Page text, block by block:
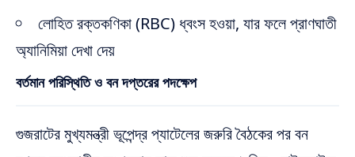
লোহিত রক্তকণিকা (RBC) ধ্বংস হওয়া, যার ফলে প্রাণঘাতী
অ্যানিমিয়া দেখা দেয়
বর্তমান পরিস্থিতি ও বন দপ্তরের পদক্ষেপ
গুজরাটের মুখ্যমন্ত্রী ভূপেন্দ্র প্যাটেলের জরুরি বৈঠকের পর বন